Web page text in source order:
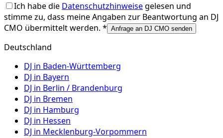
Ich habe die Datenschutzhinweisegelesen und
stimme zu, dass meine Angaben zur Beantwortung an DJ
CMO übermittelt werden. * Anfrage an DJ CMO senden
Deutschland
DJ in Baden-Württemberg
DJ in Bayern
DJ in Berlin / Brandenburg
DJ in Bremen
DJ in Hamburg
DJ in Hessen
DJ in Mecklenburg-Vorpommern